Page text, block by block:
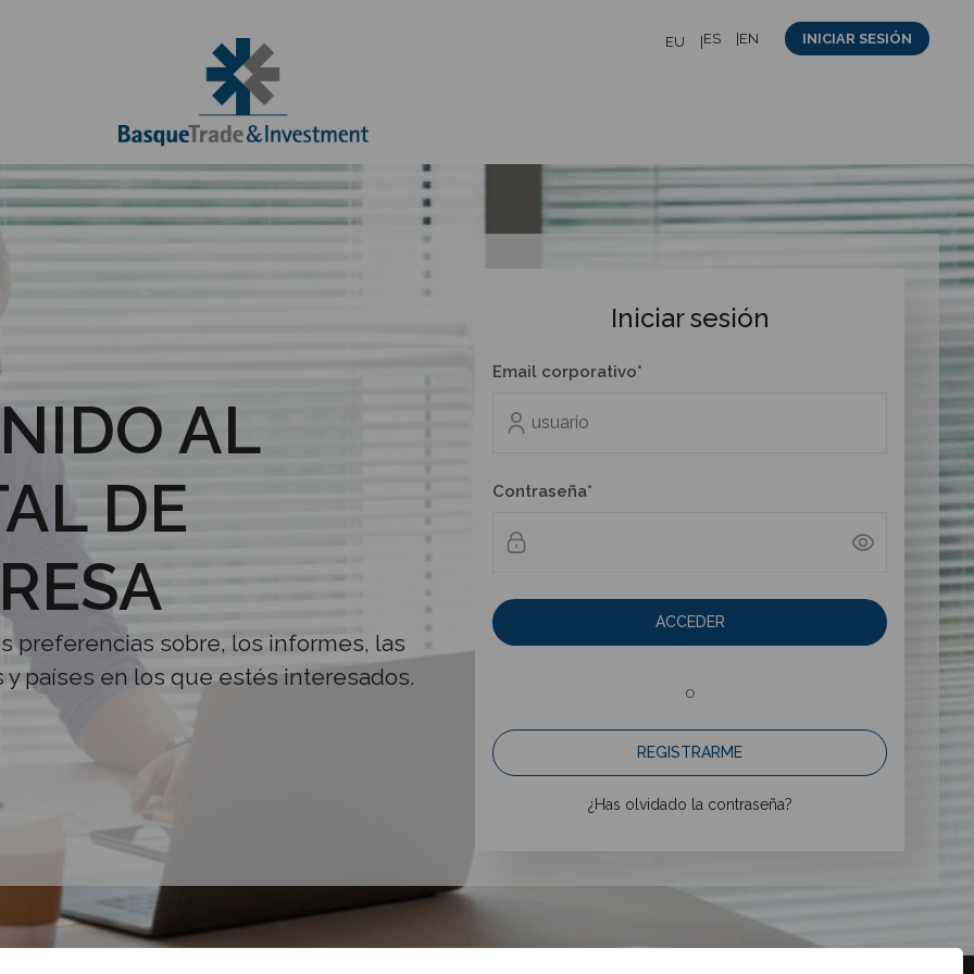
EU ES EN INICIAR SESIÓN
AL
DE
preferencias sobre, los informes, las
países en los que estés interesados.
Iniciar sesión
Email corporativo*
Contraseña*
ACCEDER
o
REGISTRARME
¿Has olvidado la contraseña?